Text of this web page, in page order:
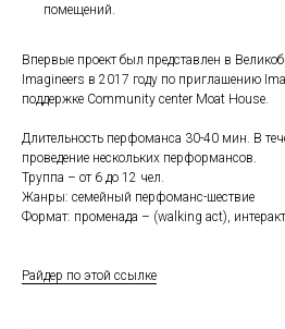
помещений.
Впервые проект был представлен в
Imagineers в 2017 году по приглашению
поддержке Community center Moat House.
Длительность перфоманса 30-40 мин. В
проведение нескольких перформансов.
Труппа – от 6 до 12 чел.
Жанры: семейный перфоманс-шествие
Формат: променада – (walking aсt),
Райдер по этой ссылке